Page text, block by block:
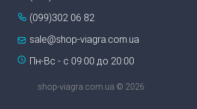
(099)302 06 82
sale@shop-viagra.com.ua
Пн-Вс - с 09:00 до 20:00
shop-viagra.com.ua © 2026